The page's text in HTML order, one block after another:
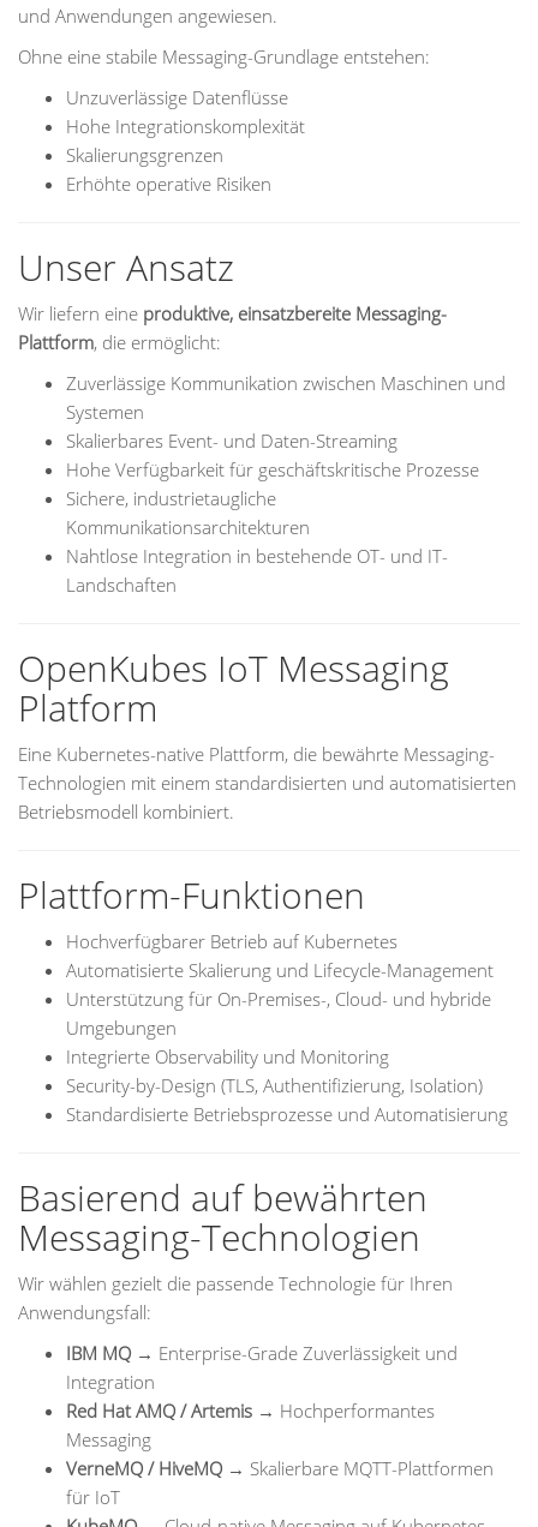
und Anwendungen angewiesen.
Ohne eine stabile Messaging-Grundlage entstehen:
Unzuverlässige Datenflüsse
Hohe Integrationskomplexität
Skalierungsgrenzen
Erhöhte operative Risiken
Unser Ansatz
Wir liefern eine produktive, einsatzbereite Messaging-
Plattform, die ermöglicht:
Zuverlässige Kommunikation zwischen Maschinen und
Systemen
Skalierbares Event- und Daten-Streaming
Hohe Verfügbarkeit für geschäftskritische Prozesse
Sichere, industrietaugliche
Kommunikationsarchitekturen
Nahtlose Integration in bestehende OT- und IT-
Landschaften
OpenKubes IoT Messaging
Platform
Eine Kubernetes-native Plattform, die bewährte Messaging-
Technologien mit einem standardisierten und automatisierten
Betriebsmodell kombiniert.
Plattform-Funktionen
Hochverfügbarer Betrieb auf Kubernetes
Automatisierte Skalierung und Lifecycle-Management
Unterstützung für On-Premises-, Cloud- und hybride
Umgebungen
Integrierte Observability und Monitoring
Security-by-Design (TLS, Authentifizierung, Isolation)
Standardisierte Betriebsprozesse und Automatisierung
Basierend auf bewährten
Messaging-Technologien
Wir wählen gezielt die passende Technologie für Ihren
Anwendungsfall:
IBM MQ → Enterprise-Grade Zuverlässigkeit und
Integration
Red Hat AMQ / Artemis → Hochperformantes
Messaging
VerneMQ / HiveMQ → Skalierbare MQTT-Plattformen
für IoT